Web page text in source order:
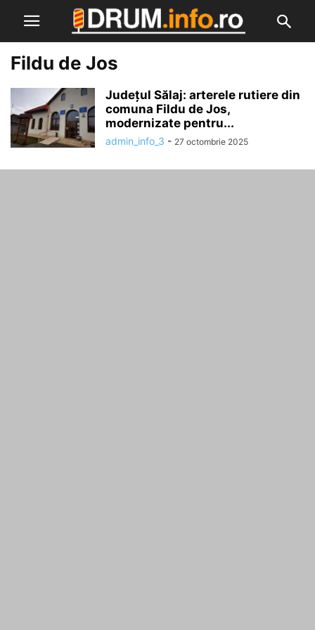
Fildu de Jos
Județul Sălaj: arterele rutiere din
comuna Fildu de Jos,
modernizate pentru...
admin_info_3 - 27 octombrie 2025